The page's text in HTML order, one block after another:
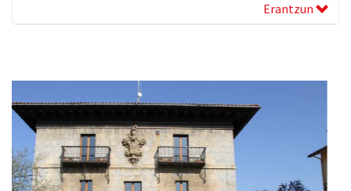
Erantzun